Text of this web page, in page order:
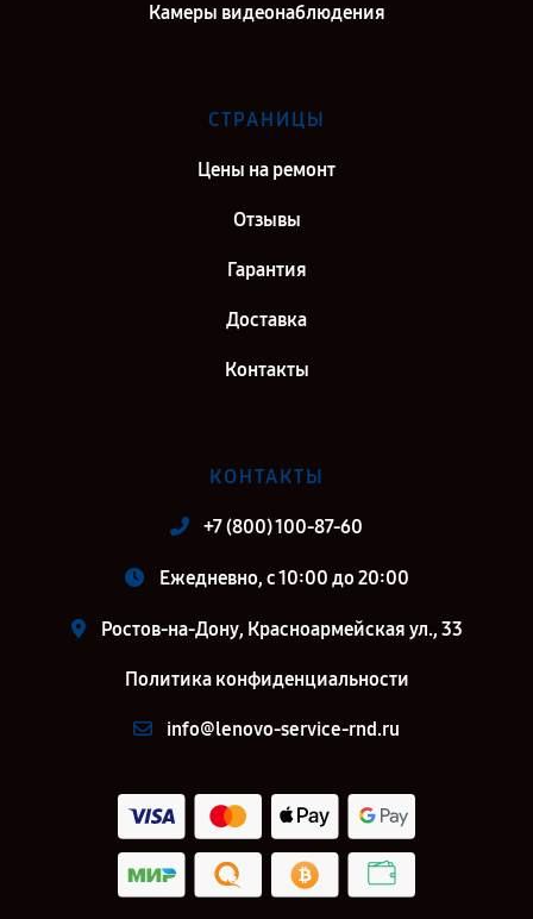
Камеры видеонаблюдения
СТРАНИЦЫ
Цены на ремонт
Отзывы
Гарантия
Доставка
Контакты
КОНТАКТЫ
+7 (800) 100-87-60
Ежедневно, с 10:00 до 20:00
Ростов-на-Дону, Красноармейская ул., 33
Политика конфиденциальности
info@lenovo-service-rnd.ru